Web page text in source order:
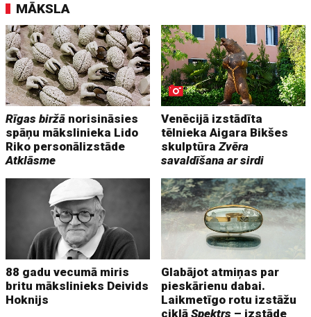
MĀKSLA
Rīgas biržā norisināsies
spāņu mākslinieka Lido
Riko personālizstāde
Atklāsme
Venēcijā izstādīta
tēlnieka Aigara Bikšes
skulptūraZvēra
savaldīšana ar sirdi
88 gadu vecumā miris
britu mākslinieks Deivids
Hoknijs
Glabājot atmiņas par
pieskārienu dabai.
Laikmetīgo rotu izstāžu
ciklāSpektrs – izstāde